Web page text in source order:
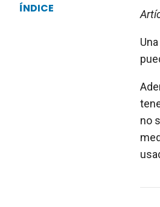
ÍNDICE
no